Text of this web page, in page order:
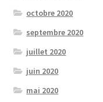
octobre 2020
septembre 2020
juillet 2020
juin 2020
mai 2020